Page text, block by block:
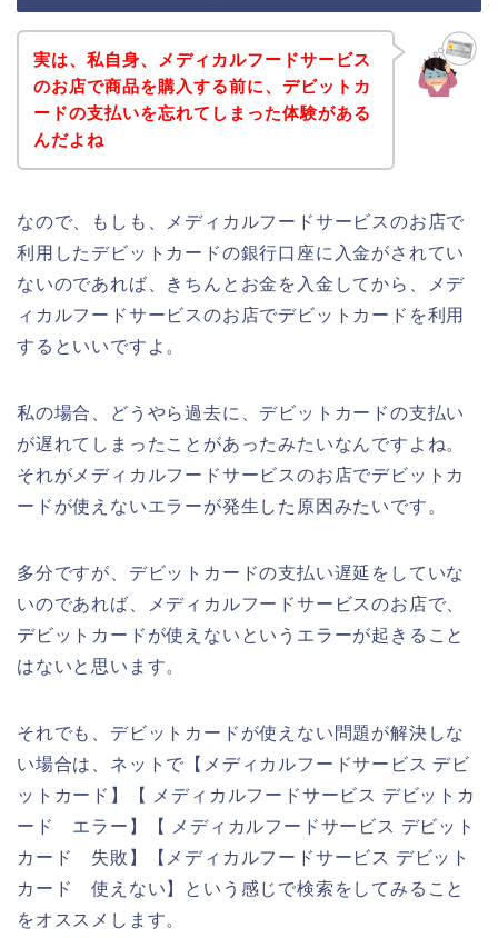
実は、私自身、メディカルフードサービス
のお店で商品を購入する前に、デビットカ
ードの支払いを忘れてしまった体験がある
んだよね
なので、もしも、メディカルフードサービスのお店で
利用したデビットカードの銀行口座に入金がされてい
ないのであれば、きちんとお金を入金してから、メデ
ィカルフードサービスのお店でデビットカードを利用
するといいですよ。
私の場合、どうやら過去に、デビットカードの支払い
が遅れてしまったことがあったみたいなんですよね。
それがメディカルフードサービスのお店でデビットカ
ードが使えないエラーが発生した原因みたいです。
多分ですが、デビットカードの支払い遅延をしていな
いのであれば、メディカルフードサービスのお店で、
デビットカードが使えないというエラーが起きること
はないと思います。
それでも、デビットカードが使えない問題が解決しな
い場合は、ネットで【メディカルフードサービス デビ
ットカード】【 メディカルフードサービス デビットカ
ード エラー】【 メディカルフードサービス デビット
カード 失敗】【メディカルフードサービス デビット
カード 使えない】という感じで検索をしてみること
をオススメします。